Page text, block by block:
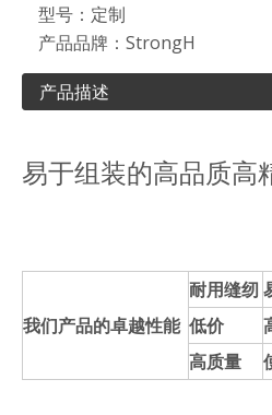
型号： 定制
产品品牌： StrongH
产品描述
易于组装的高品质高
我们产品的卓越性能
耐用缝纫
低价
高质量